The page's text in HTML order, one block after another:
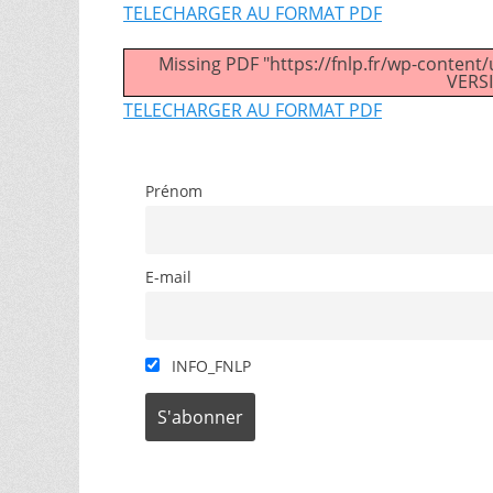
TELECHARGER AU FORMAT PDF
Missing PDF "https://fnlp.fr/wp-content/
TELECHARGER AU FORMAT PDF
Prénom
E-mail
INFO_FNLP